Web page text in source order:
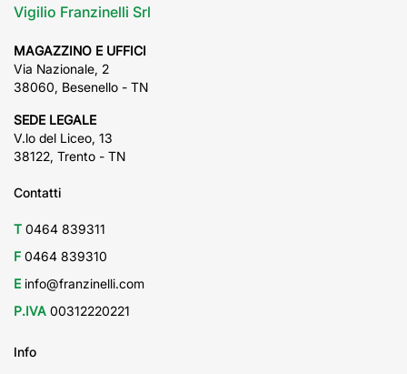
Vigilio Franzinelli Srl
MAGAZZINO E UFFICI
Via Nazionale, 2
38060, Besenello - TN
SEDE LEGALE
V.lo del Liceo, 13
38122, Trento - TN
Contatti
T 0464 839311
F 0464 839310
E info@franzinelli.com
P.IVA 00312220221
Info